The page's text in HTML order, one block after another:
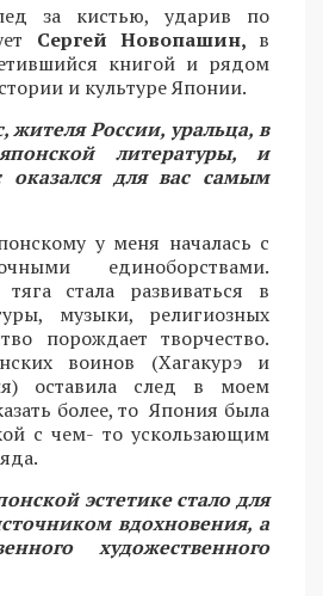
за кистью, ударив по
Сергей Новопашин, в
книгой и рядом
и культуре Японии.
жителя России, уральца, в
литературы, и
оказался для вас самым
у меня началась с
единоборствами.
стала развиваться в
музыки, религиозных
порождает творчество.
воинов (Хагакурэ и
оставила след в моем
более, то Япония была
с чем- то ускользающим
эстетике стало для
вдохновения, а
художественного